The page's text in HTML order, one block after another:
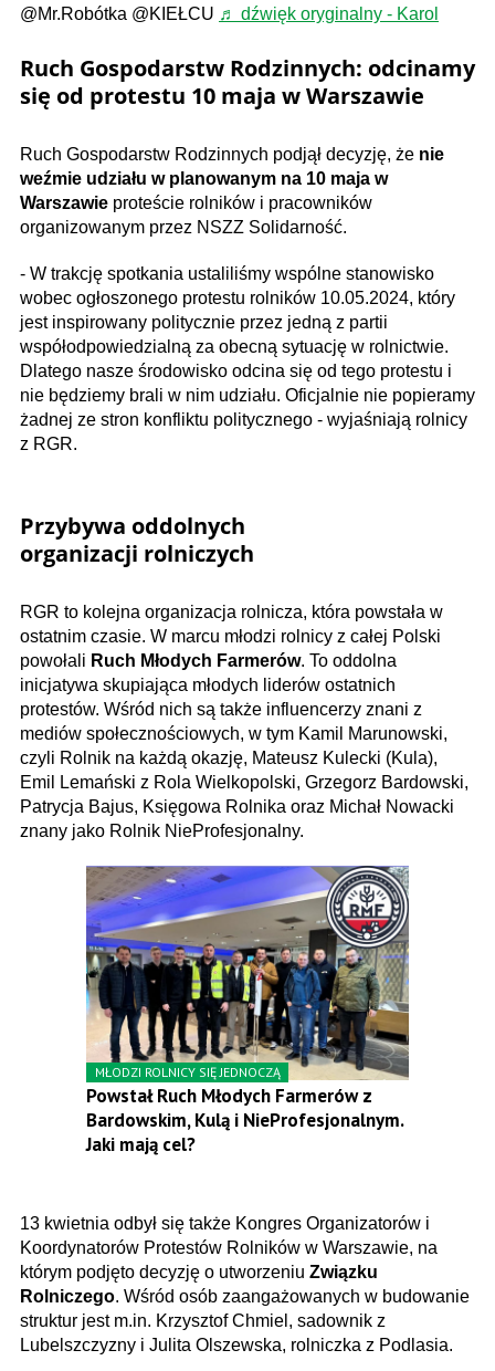
@Mr.Robótka @KIEŁCU ♬ dźwięk oryginalny - Karol
Ruch Gospodarstw Rodzinnych: odcinamy
się od protestu 10 maja w Warszawie
Ruch Gospodarstw Rodzinnych podjął decyzję, że nie
weźmie udziału w planowanym na 10 maja w
Warszawie proteście rolników i pracowników
organizowanym przez NSZZ Solidarność.
- W trakcję spotkania ustaliliśmy wspólne stanowisko
wobec ogłoszonego protestu rolników 10.05.2024, który
jest inspirowany politycznie przez jedną z partii
współodpowiedzialną za obecną sytuację w rolnictwie.
Dlatego nasze środowisko odcina się od tego protestu i
nie będziemy brali w nim udziału. Oficjalnie nie popieramy
żadnej ze stron konfliktu politycznego - wyjaśniają rolnicy
z RGR.
Przybywa oddolnych
organizacji rolniczych
RGR to kolejna organizacja rolnicza, która powstała w
ostatnim czasie. W marcu młodzi rolnicy z całej Polski
powołali Ruch Młodych Farmerów. To oddolna
inicjatywa skupiająca młodych liderów ostatnich
protestów. Wśród nich są także influencerzy znani z
mediów społecznościowych, w tym Kamil Marunowski,
czyli Rolnik na każdą okazję, Mateusz Kulecki (Kula),
Emil Lemański z Rola Wielkopolski, Grzegorz Bardowski,
Patrycja Bajus, Księgowa Rolnika oraz Michał Nowacki
znany jako Rolnik NieProfesjonalny.
MŁODZI ROLNICY SIĘ JEDNOCZĄ
Powstał Ruch Młodych Farmerów z
Bardowskim, Kulą i NieProfesjonalnym.
Jaki mają cel?
13 kwietnia odbył się także Kongres Organizatorów i
Koordynatorów Protestów Rolników w Warszawie, na
którym podjęto decyzję o utworzeniu Związku
Rolniczego. Wśród osób zaangażowanych w budowanie
struktur jest m.in. Krzysztof Chmiel, sadownik z
Lubelszczyzny i Julita Olszewska, rolniczka z Podlasia.